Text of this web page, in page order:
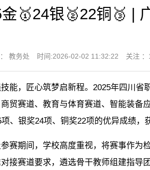
🥇24银🥈22铜🥉 |
教务处 时间:2026-02-02 11:32:22 关注 ：
能，匠心筑梦启新程。2025年四川
贸赛道、教育与体育赛道、智能装备
、银奖24项、铜奖22项的优异成绩
赛期间，学校高度重视，将赛事作为
接赛道要求，遴选骨干教师组建指导